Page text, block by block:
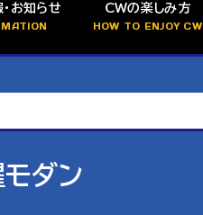
お知らせ CWの楽しみ方
HOW TO ENJOY CW
モダン